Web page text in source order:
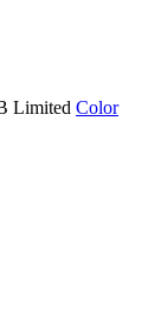
Limited Color